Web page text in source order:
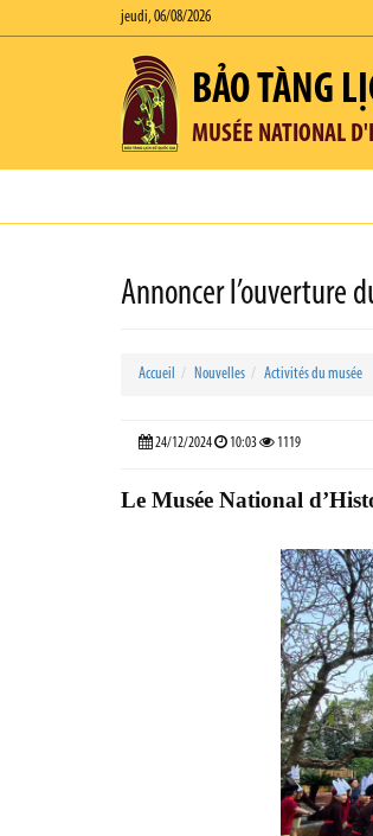
jeudi, 06/08/2026
BẢO TÀNG
MUSÉE NATIONAL
Annoncer l’ouverture
Accueil Nouvelles Activités du musée
24/12/2024 10:03 1119
Le Musée National